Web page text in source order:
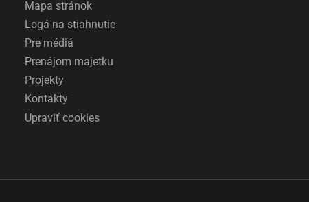
Mapa stránok
Logá na stiahnutie
Pre médiá
Prenájom majetku
Projekty
Kontakty
Upraviť cookies